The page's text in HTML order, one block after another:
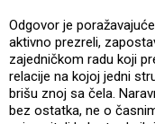
Odgovor je
aktivno prezreli,
zajedničkom radu koji
relacije na kojoj jedni
brišu znoj sa čela.
bez ostatka, ne o